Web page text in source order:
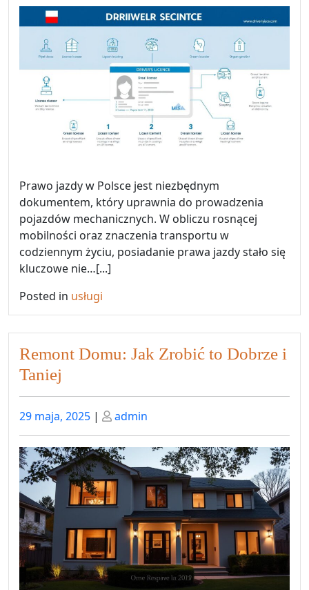
Prawo jazdy w Polsce jest niezbędnym
dokumentem, który uprawnia do prowadzenia
pojazdów mechanicznych. W obliczu rosnącej
mobilności oraz znaczenia transportu w
codziennym życiu, posiadanie prawa jazdy stało się
kluczowe nie…[...]
Posted in usługi
Remont Domu: Jak Zrobić to Dobrze i
Taniej
Posted
on
29 maja, 2025 | Posted
on
admin